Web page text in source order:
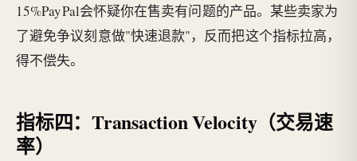
15%PayPal会怀疑你在售卖有问题的产品。某些卖家为
了避免争议刻意做"快速退款"，反而把这个指标拉高，
得不偿失。
指标四：Transaction Velocity（交易速
率）